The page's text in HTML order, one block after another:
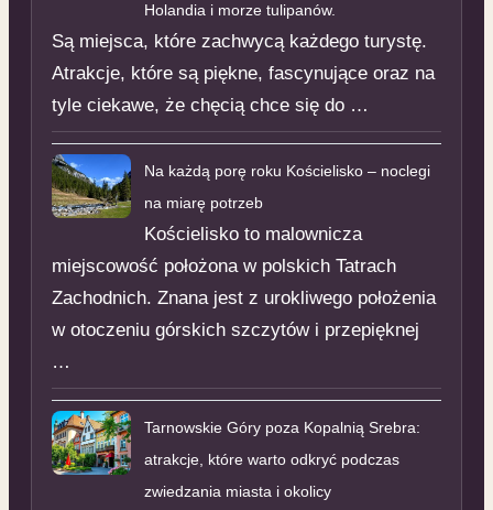
Holandia i morze tulipanów.
Są miejsca, które zachwycą każdego turystę.
Atrakcje, które są piękne, fascynujące oraz na
tyle ciekawe, że chęcią chce się do …
Na każdą porę roku Kościelisko – noclegi
na miarę potrzeb
Kościelisko to malownicza
miejscowość położona w polskich Tatrach
Zachodnich. Znana jest z urokliwego położenia
w otoczeniu górskich szczytów i przepięknej
…
Tarnowskie Góry poza Kopalnią Srebra:
atrakcje, które warto odkryć podczas
zwiedzania miasta i okolicy